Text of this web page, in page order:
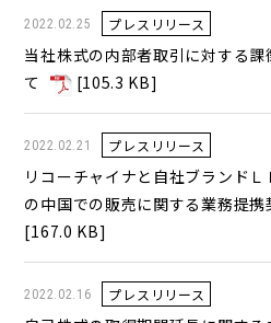
2022.02.25 プレスリリース
当社株式の内部者取引に対する
て
[105.3 KB]
2022.02.21 プレスリリース
リコーチャイナと自社ブランドＬ
の中国での販売に関する業務提
[167.0 KB]
2022.02.16 プレスリリース